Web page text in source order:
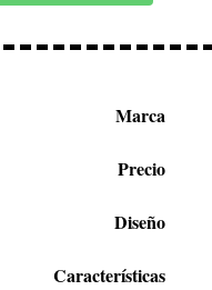
Marca
Precio
Diseño
Características